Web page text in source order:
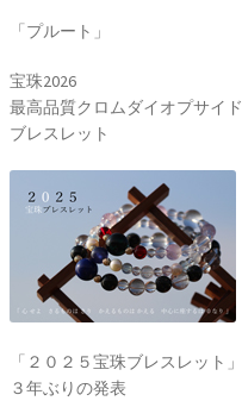
「プルート」
宝珠2026
最高品質クロムダイオプサイド
ブレスレット
「２０２５宝珠ブレスレット」
３年ぶりの発表